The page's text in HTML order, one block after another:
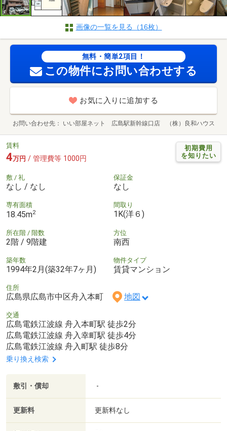
画像の一覧を見る（16枚）
無料・簡単2項目！
この物件にお問い合わせする
お気に入りに追加する
お問い合わせ先 いい部屋ネット 広島駅新幹線口店 （株）良和ハウス
初期費用
を知りたい
賃料
4万円 / 管理費等 1000円
敷 / 礼
なし / なし
保証金
なし
専有面積
18.45m2
間取り
1K(洋６)
所在階 / 階数
2階 / 9階建
方位
南西
築年数
1994年2月(築32年7ヶ月)
物件タイプ
賃貸マンション
住所
広島県広島市中区舟入本町 地図
交通
広島電鉄江波線 舟入本町駅 徒歩2分
広島電鉄江波線 舟入幸町駅 徒歩4分
広島電鉄江波線 舟入町駅 徒歩8分
乗り換え検索
敷引・償却 -
更新料 更新料なし